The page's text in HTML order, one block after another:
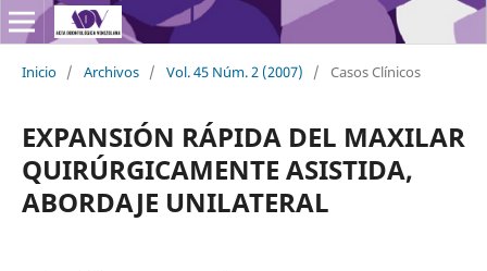
Inicio / Archivos / Vol. 45 Núm. 2 (2007) / Casos Clínicos
EXPANSIÓN RÁPIDA DEL MAXILAR
QUIRÚRGICAMENTE ASISTIDA,
ABORDAJE UNILATERAL